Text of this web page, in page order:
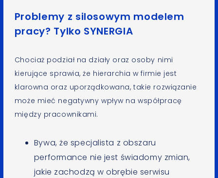
Problemy z silosowym modelem
pracy? Tylko SYNERGIA
Chociaż podział na działy oraz osoby nimi
kierujące sprawia, że hierarchia w firmie jest
klarowna oraz uporządkowana, takie rozwiązanie
może mieć negatywny wpływ na współpracę
między pracownikami.
Bywa, że specjalista z obszaru
performance nie jest świadomy zmian,
jakie zachodzą w obrębie serwisu